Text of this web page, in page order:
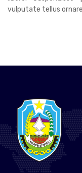
vulputate tellus